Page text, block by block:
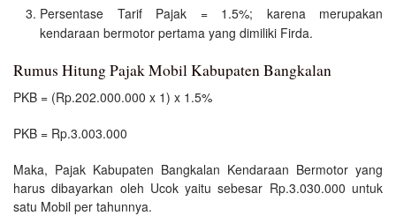
Persentase Tarif Pajak = 1.5%; karena merupakan
kendaraan bermotor pertama yang dimiliki Firda.
Rumus Hitung Pajak Mobil Kabupaten Bangkalan
PKB = (Rp.202.000.000 x 1) x 1.5%
PKB = Rp.3.003.000
Maka, Pajak Kabupaten Bangkalan Kendaraan Bermotor yang
harus dibayarkan oleh Ucok yaitu sebesar Rp.3.030.000 untuk
satu Mobil per tahunnya.